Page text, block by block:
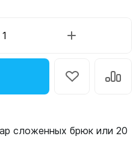
сложенных брюк или 20